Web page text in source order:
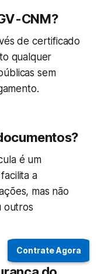
CNM?
de certificado
qualquer
sem
é um
a
mas não
outros
Contrate Agora